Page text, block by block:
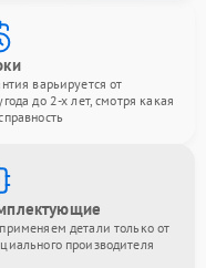
варьируется от
до 2-х лет, смотря какая
детали только от
производителя